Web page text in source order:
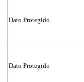
Dato Protegido
Dato Protegido